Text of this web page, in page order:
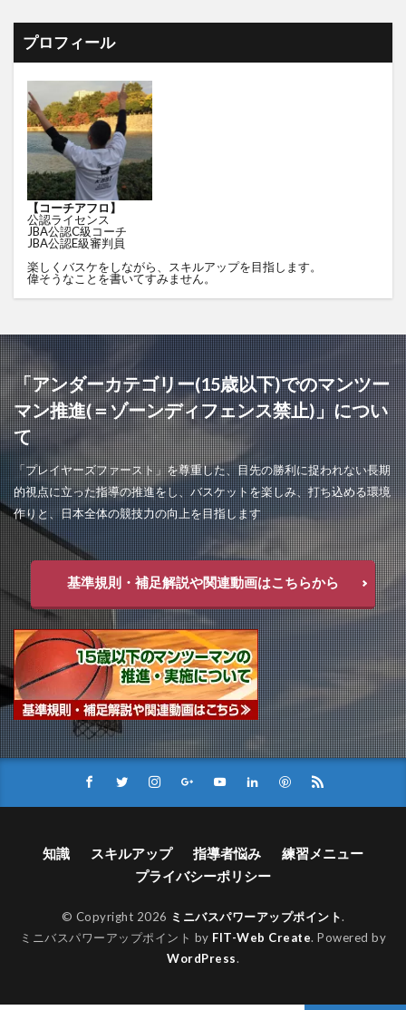
プロフィール
【コーチアフロ】
公認ライセンス
JBA公認C級コーチ
JBA公認E級審判員
楽しくバスケをしながら、スキルアップを目指します。
偉そうなことを書いてすみません。
「アンダーカテゴリー(15歳以下)でのマンツー
マン推進(＝ゾーンディフェンス禁止)」につい
て
「プレイヤーズファースト」を尊重した、目先の勝利に捉われない長期
的視点に立った指導の推進をし、バスケットを楽しみ、打ち込める環境
作りと、日本全体の競技力の向上を目指します
基準規則・補足解説や関連動画はこちらから
知識 スキルアップ 指導者悩み
練習メニュー
プライバシーポリシー
© Copyright 2026 ミニバスパワーアップポイント.
ミニバスパワーアップポイント by FIT-Web Create. Powered by
WordPress.